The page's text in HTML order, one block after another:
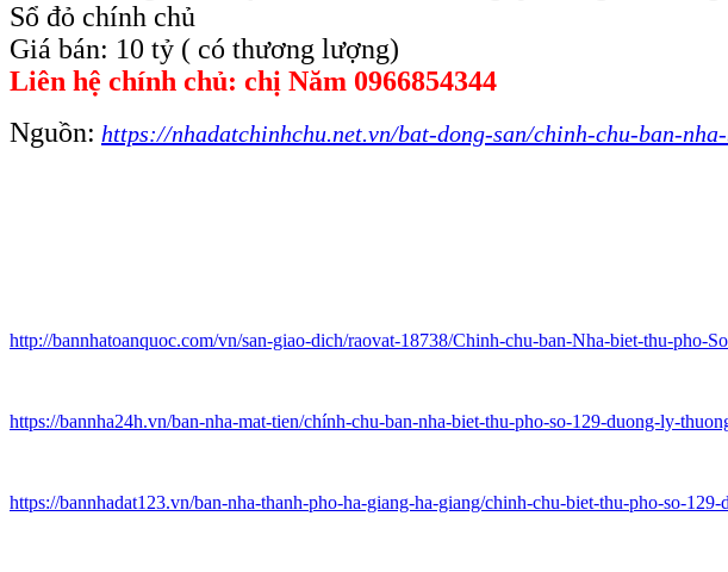
Sổ đỏ chính chủ
Giá bán: 10 tỷ ( có thương lượng)
Liên hệ chính chủ: chị Năm 0966854344
Nguồn: https://nhadatchinhchu.net.vn/bat-dong-san/chinh-chu-ban-
http://bannhatoanquoc.com/vn/san-giao-dich/raovat-18738/Chinh-chu-ban-Nha-biet-thu-
https://bannha24h.vn/ban-nha-mat-tien/chính-chu-ban-nha-biet-thu-pho-so-129-duong-ly-
https://bannhadat123.vn/ban-nha-thanh-pho-ha-giang-ha-giang/chinh-chu-biet-thu-pho-so-